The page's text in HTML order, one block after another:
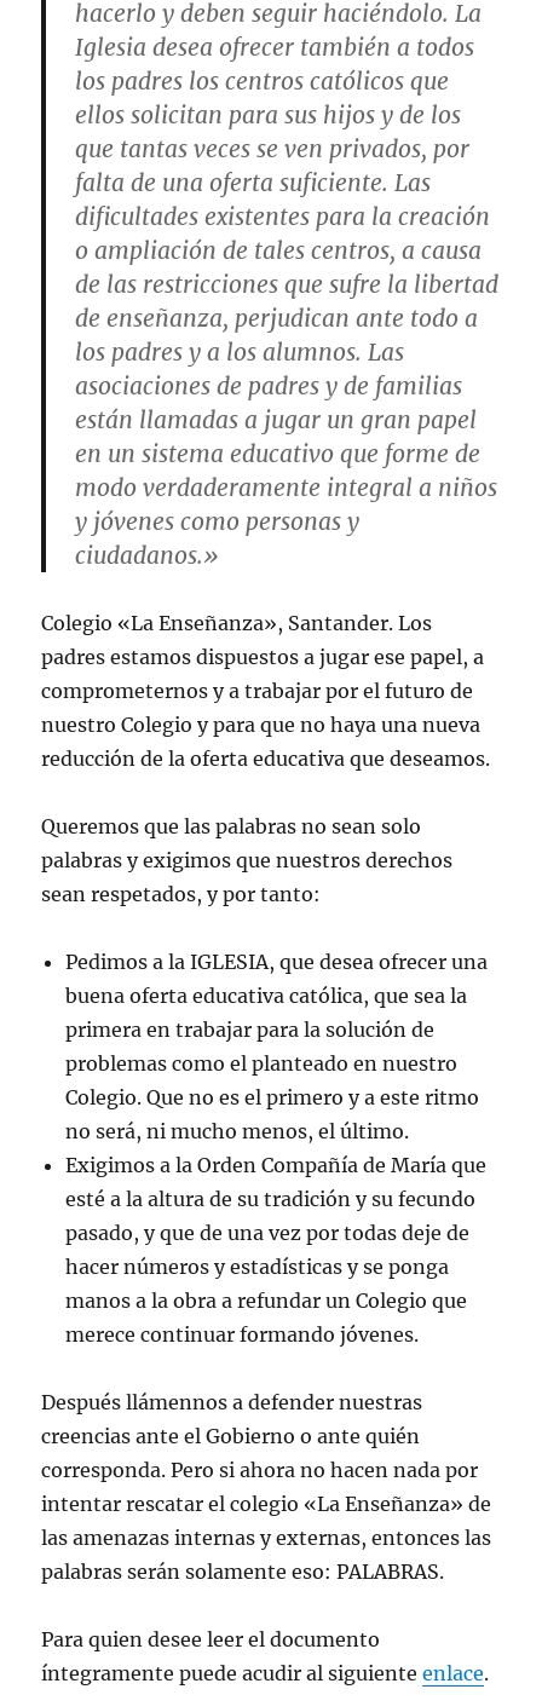
hacerlo y deben seguir haciéndolo.La
Iglesia desea ofrecer también a todos
los padres los centros católicos que
ellos solicitan para sus hijos y de los
que tantas veces se ven privados, por
falta de una oferta suficiente. Las
dificultades existentes para la creación
o ampliación de tales centros, a causa
de las restricciones que sufre la libertad
de enseñanza, perjudican ante todo a
los padres y a los alumnos.Las
asociaciones de padres y de familias
están llamadas a jugar un gran papel
en un sistema educativo que forme de
modo verdaderamente integral a niños
y jóvenes como personas y
ciudadanos.»
Colegio «La Enseñanza», Santander. Los
padres estamos dispuestos a jugar ese papel, a
comprometernos y a trabajar por el futuro de
nuestro Colegio y para que no haya una nueva
reducción de la oferta educativa que deseamos.
Queremos que las palabras no sean solo
palabras y exigimos que nuestros derechos
sean respetados, y por tanto:
Pedimos a la IGLESIA, que desea ofrecer una
buena oferta educativa católica, que sea la
primera en trabajar para la solución de
problemas como el planteado en nuestro
Colegio. Que no es el primero y a este ritmo
no será, ni mucho menos, el último.
Exigimos a la Orden Compañía de María que
esté a la altura de su tradición y su fecundo
pasado, y que de una vez por todas deje de
hacer números y estadísticas y se ponga
manos a la obra a refundar un Colegio que
merece continuar formando jóvenes.
Después llámennos a defender nuestras
creencias ante el Gobierno o ante quién
corresponda. Pero si ahora no hacen nada por
intentar rescatar el colegio «La Enseñanza» de
las amenazas internas y externas, entonces las
palabras serán solamente eso: PALABRAS.
Para quien desee leer el documento
íntegramente puede acudir al siguienteenlace.